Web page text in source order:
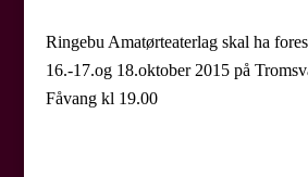
Ringebu Amatørteaterlag skal ha
16.-17.og 18.oktober 2015 på
Fåvang kl 19.00